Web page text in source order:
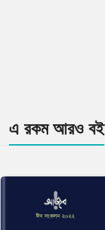
এ রকম আরও বই